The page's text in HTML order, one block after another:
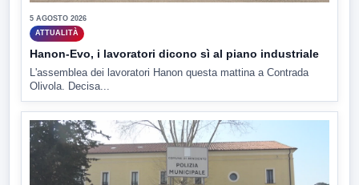
5 AGOSTO 2026
ATTUALITÀ
Hanon-Evo, i lavoratori dicono sì al piano industriale
L'assemblea dei lavoratori Hanon questa mattina a Contrada
Olivola. Decisa...